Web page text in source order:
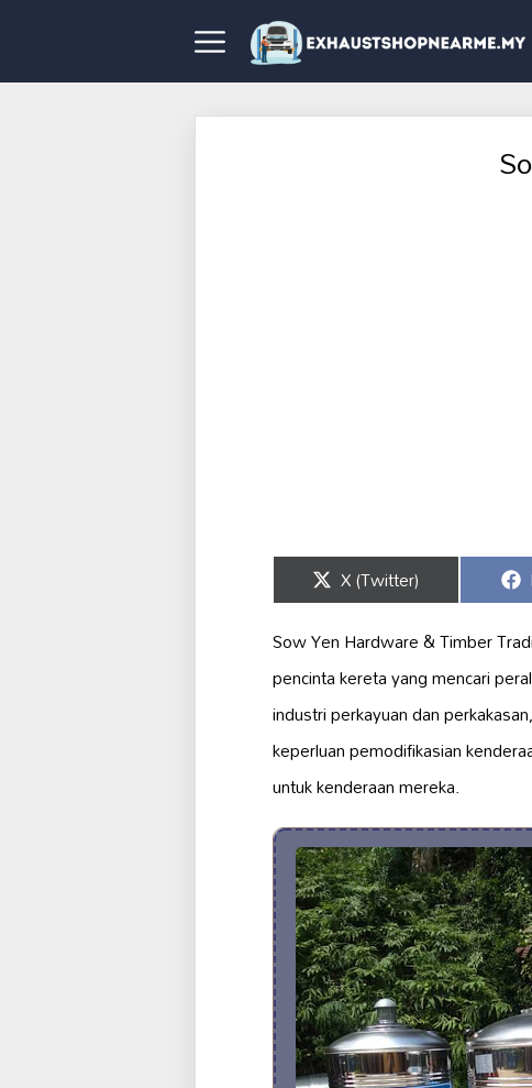
Share
on
X (Twitter)
Sow Yen Hardware & Timber
pencinta kereta yang mencari
industri perkayuan dan
keperluan pemodifikasian
untuk kenderaan mereka.